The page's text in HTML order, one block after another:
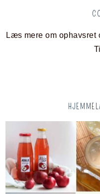
Læs mere om ophavsret